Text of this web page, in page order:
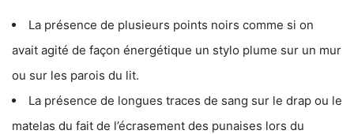
La présence de plusieurs points noirs comme si on
avait agité de façon énergétique un stylo plume sur un mur
ou sur les parois du lit.
La présence de longues traces de sang sur le drap ou le
matelas du fait de l’écrasement des punaises lors du